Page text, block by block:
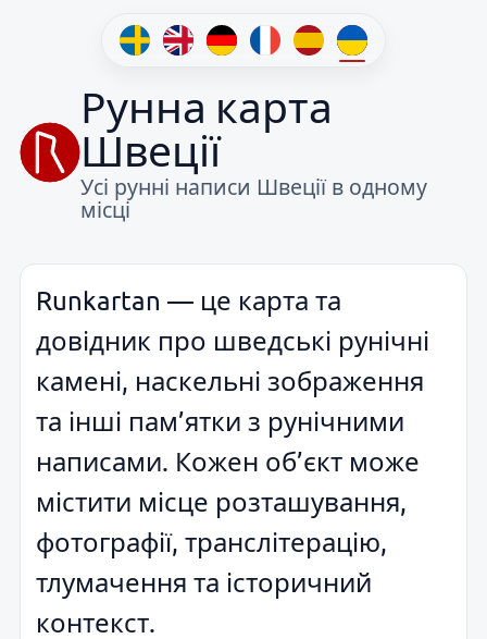
Рунна карта
Швеції
Усі рунні написи Швеції в одному
місці
Runkartan — це карта та
довідник про шведські рунічні
камені, наскельні зображення
та інші пам’ятки з рунічними
написами. Кожен об’єкт може
містити місце розташування,
фотографії, транслітерацію,
тлумачення та історичний
контекст.